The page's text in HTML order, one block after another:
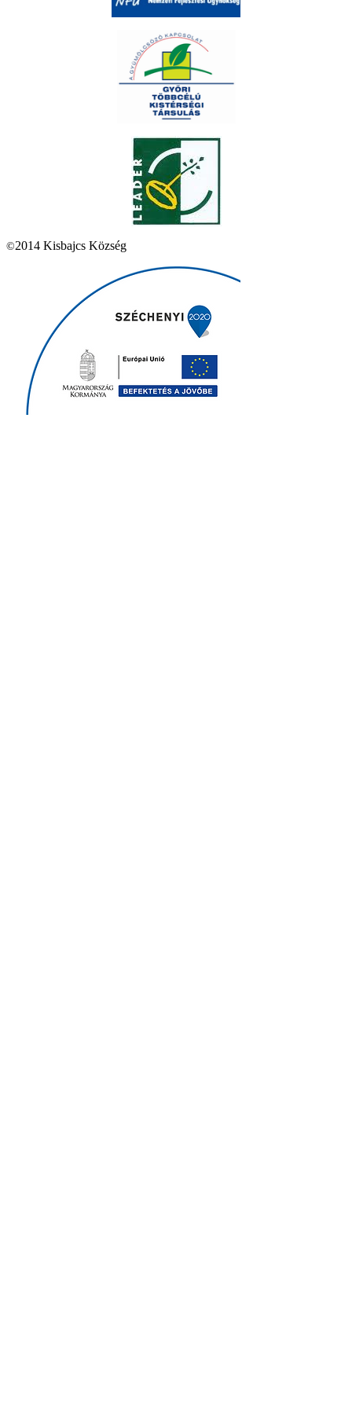
©2014 Kisbajcs Község